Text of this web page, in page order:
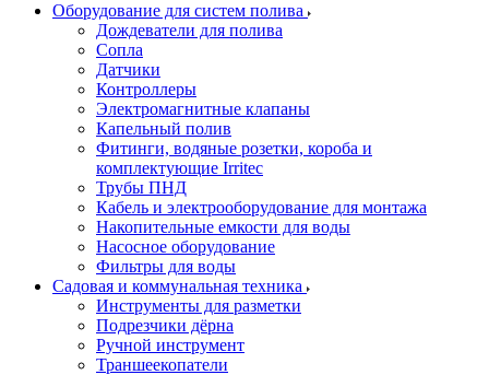
Оборудование для систем полива
Дождеватели для полива
Сопла
Датчики
Контроллеры
Электромагнитные клапаны
Капельный полив
Фитинги, водяные розетки, короба и
комплектующие Irritec
Трубы ПНД
Кабель и электрооборудование для монтажа
Накопительные емкости для воды
Насосное оборудование
Фильтры для воды
Садовая и коммунальная техника
Инструменты для разметки
Подрезчики дёрна
Ручной инструмент
Траншеекопатели